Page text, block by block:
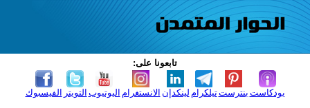
تابعونا على:
الفيسبوك التويتر اليوتيوب الانستغرام لينكدإن تيلكرامبنترست بودكاست